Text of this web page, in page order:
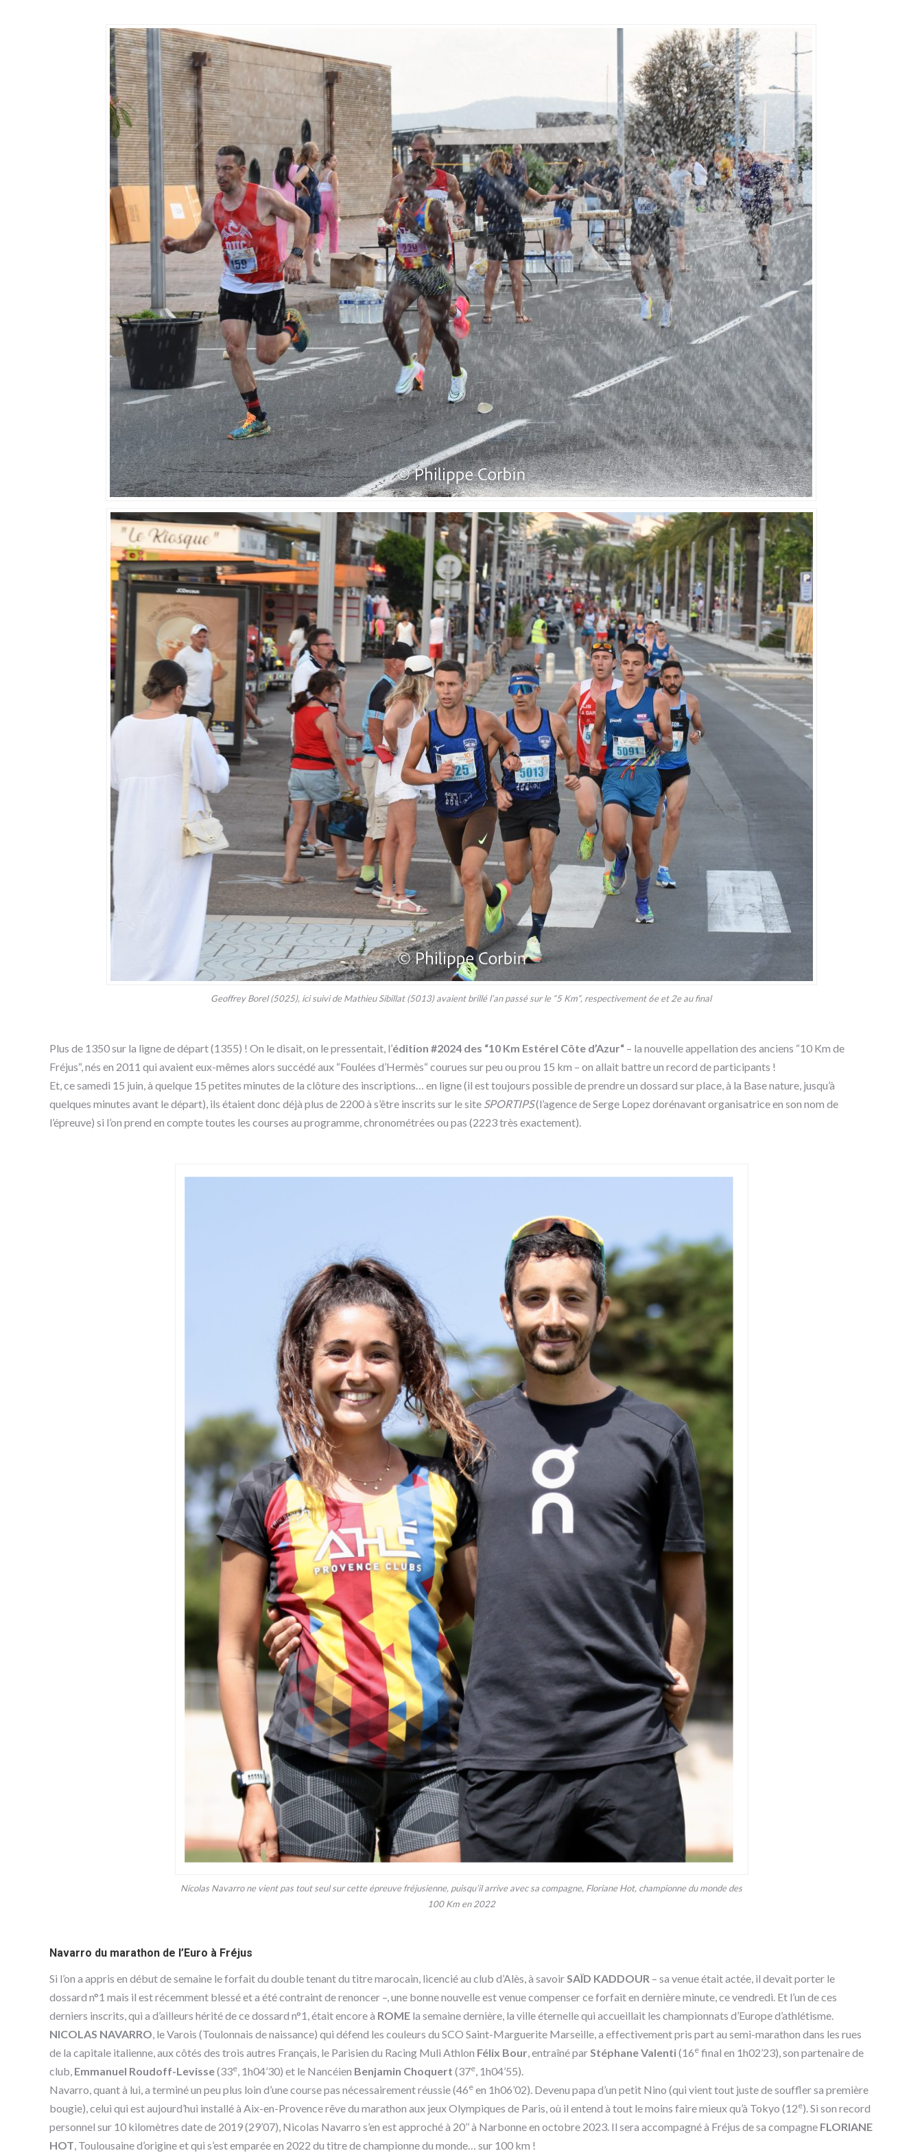
Geoffrey Borel (5025), ici suivi de Mathieu Sibillat (5013) avaient brillé l’an passé sur le “5 Km“, respectivement 6e et 2e au final
Plus de 1350 sur la ligne de départ (1355) ! On le disait, on le pressentait, l’édition #2024 des “10 Km Estérel Côte d’Azur“ – la nouvelle appellation des anciens “10 Km de
Fréjus“, nés en 2011 qui avaient eux-mêmes alors succédé aux “Foulées d’Hermès“ courues sur peu ou prou 15 km – on allait battre un record de participants !
Et, ce samedi 15 juin, à quelque 15 petites minutes de la clôture des inscriptions… en ligne (il est toujours possible de prendre un dossard sur place, à la Base nature, jusqu’à
quelques minutes avant le départ), ils étaient donc déjà plus de 2200 à s’être inscrits sur le site SPORTIPS(l’agence de Serge Lopez dorénavant organisatrice en son nom de
l’épreuve) si l’on prend en compte toutes les courses au programme, chronométrées ou pas (2223 très exactement).
Nicolas Navarro ne vient pas tout seul sur cette épreuve fréjusienne, puisqu’il arrive avec sa compagne, Floriane Hot, championne du monde des
100 Km en 2022
Navarro du marathon de l’Euro à Fréjus
Si l’on a appris en début de semaine le forfait du double tenant du titre marocain, licencié au club d’Alès, à savoirSAÏD KADDOUR – sa venue était actée, il devait porter le
dossard n°1 mais il est récemment blessé et a été contraint de renoncer –, une bonne nouvelle est venue compenser ce forfait en dernière minute, ce vendredi. Et l’un de ces
derniers inscrits, qui a d’ailleurs hérité de ce dossard n°1, était encore à ROME la semaine dernière, la ville éternelle qui accueillait les championnats d’Europe d’athlétisme.
NICOLAS NAVARRO, le Varois (Toulonnais de naissance) qui défend les couleurs du SCO Saint-Marguerite Marseille, a effectivement pris part au semi-marathon dans les rues
de la capitale italienne, aux côtés des trois autres Français, le Parisien du Racing Muli Athlon Félix Bour, entraîné parStéphane Valenti(16e final en 1h02’23), son partenaire de
club, Emmanuel Roudoff-Levisse(33e, 1h04’30) et le Nancéien Benjamin Choquert (37e, 1h04’55).
Navarro, quant à lui, a terminé un peu plus loin d’une course pas nécessairement réussie (46e en 1h06’02). Devenu papa d’un petit Nino (qui vient tout juste de souffler sa première
bougie), celui qui est aujourd’hui installé à Aix-en-Provence rêve du marathon aux jeux Olympiques de Paris, où il entend à tout le moins faire mieux qu’à Tokyo (12e). Si son record
personnel sur 10 kilomètres date de 2019 (29’07), Nicolas Navarro s’en est approché à 20’’ à Narbonne en octobre 2023. Il sera accompagné à Fréjus de sa compagne FLORIANE
HOT, Toulousaine d’origine et qui s’est emparée en 2022 du titre de championne du monde… sur 100 km !